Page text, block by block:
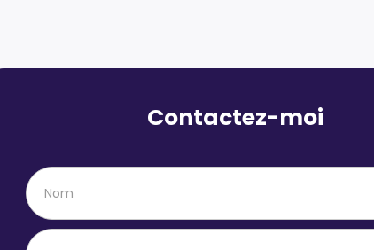
Contactez-moi